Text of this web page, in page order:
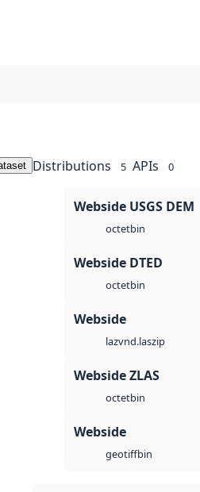
Distributions 5 APIs 0
Webside USGS DEM
octetbin
Webside DTED
octetbin
Webside
lazvnd.laszip
Webside ZLAS
octetbin
Webside
geotiffbin